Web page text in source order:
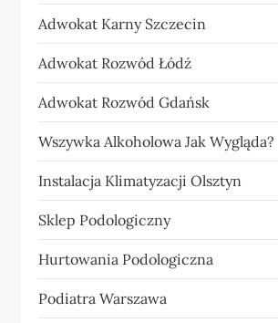
Adwokat Karny Szczecin
Adwokat Rozwód Łódź
Adwokat Rozwód Gdańsk
Wszywka Alkoholowa Jak Wygląda?
Instalacja Klimatyzacji Olsztyn
Sklep Podologiczny
Hurtowania Podologiczna
Podiatra Warszawa